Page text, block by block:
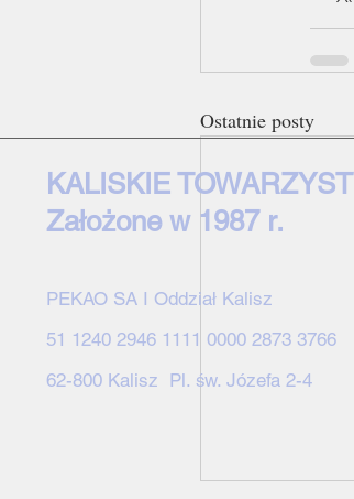
Ostatnie posty
KALISKIE
Założone w 1987 r.
PEKAO SA I Oddział Kalisz
51 1240 2946 1111 0000 2873 3766
62-800 Kalisz Pl. św. Józefa 2-4